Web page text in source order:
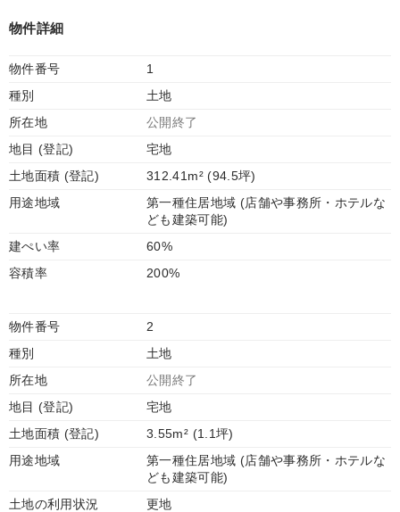
物件詳細
物件番号
1
種別
土地
所在地
公開終了
地目 (登記)
宅地
土地面積 (登記)
312.41m² (94.5坪)
用途地域
第一種住居地域 (店舗や事務所・ホテルな
ども建築可能)
建ぺい率
60%
容積率
200%
物件番号
2
種別
土地
所在地
公開終了
地目 (登記)
宅地
土地面積 (登記)
3.55m² (1.1坪)
用途地域
第一種住居地域 (店舗や事務所・ホテルな
ども建築可能)
土地の利用状況
更地